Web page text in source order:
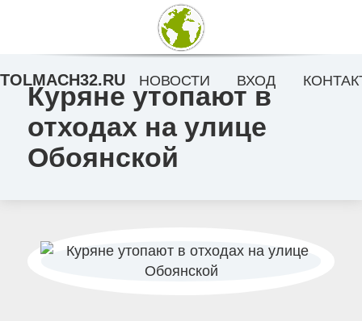
Куряне утопают в
отходах на улице
Обоянской
TOLMACH32.RU НОВОСТИ ВХОД